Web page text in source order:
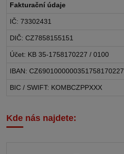
Fakturační údaje
IČ: 73302431
DIČ: CZ7858155151
Účet: KB 35-1758170227 / 0100
IBAN: CZ6901000000351758170227
BIC / SWIFT: KOMBCZPPXXX
Kde nás najdete: